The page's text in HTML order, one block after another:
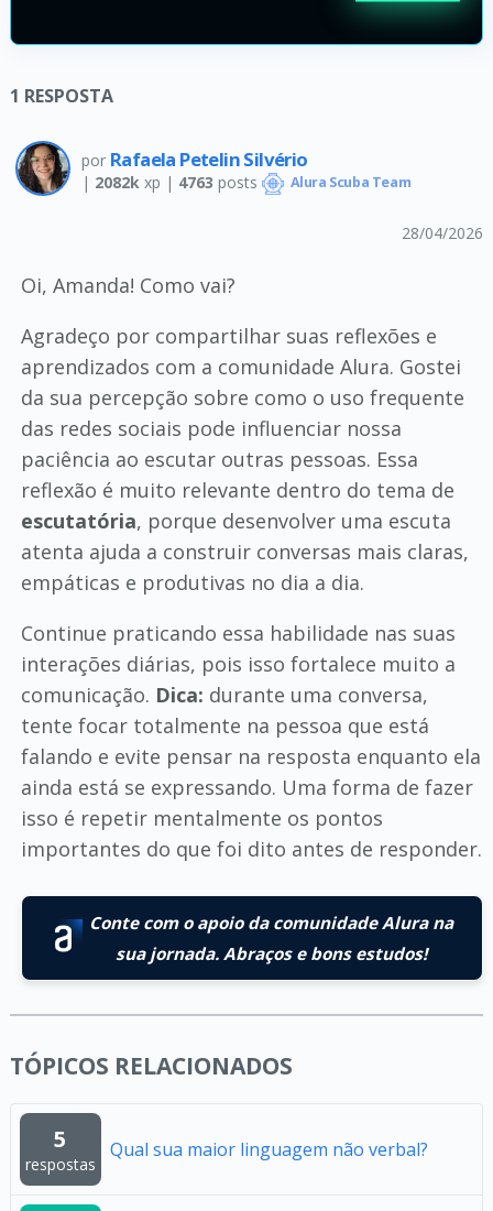
1 RESPOSTA
por Rafaela Petelin Silvério
| 2082k xp | 4763 posts Alura Scuba Team
28/04/2026
Oi, Amanda! Como vai?
Agradeço por compartilhar suas reflexões e
aprendizados com a comunidade Alura. Gostei
da sua percepção sobre como o uso frequente
das redes sociais pode influenciar nossa
paciência ao escutar outras pessoas. Essa
reflexão é muito relevante dentro do tema de
escutatória, porque desenvolver uma escuta
atenta ajuda a construir conversas mais claras,
empáticas e produtivas no dia a dia.
Continue praticando essa habilidade nas suas
interações diárias, pois isso fortalece muito a
comunicação. Dica: durante uma conversa,
tente focar totalmente na pessoa que está
falando e evite pensar na resposta enquanto ela
ainda está se expressando. Uma forma de fazer
isso é repetir mentalmente os pontos
importantes do que foi dito antes de responder.
Conte com o apoio da comunidade Alura na
sua jornada. Abraços e bons estudos!
TÓPICOS RELACIONADOS
5
respostas
Qual sua maior linguagem não verbal?